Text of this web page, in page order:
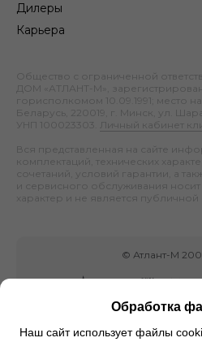
Дилеры
Карьера
Общество с ограниченной
ДОМ «АТЛАНТ-М»,
горисполкомом 10.09.1991; место
Беларусь, 220019, г. Минск, ул.
УНП 100023303.
Личный кабинет
Вся представленная на сайте
комплектаций, технических
сочетаний, условий гарантии, а
и сервисного обслуживания
характер и не является
© Атлант-М
Обработка
Наш сайт использует файлы